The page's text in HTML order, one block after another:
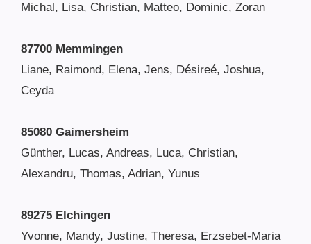
Michal, Lisa, Christian, Matteo, Dominic, Zoran
87700 Memmingen
Liane, Raimond, Elena, Jens, Désireé, Joshua,
Ceyda
85080 Gaimersheim
Günther, Lucas, Andreas, Luca, Christian,
Alexandru, Thomas, Adrian, Yunus
89275 Elchingen
Yvonne, Mandy, Justine, Theresa, Erzsebet-Maria